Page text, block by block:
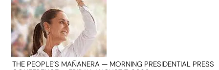
THE PEOPLE’S MAÑANERA — MORNING PRESIDENTIAL PRESS